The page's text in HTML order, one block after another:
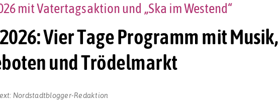
Vier Tage Programm mit Musik,
und Trödelmarkt
mit Vatertagsaktion und „Ska im Westend“
Nordstadtblogger-Redaktion